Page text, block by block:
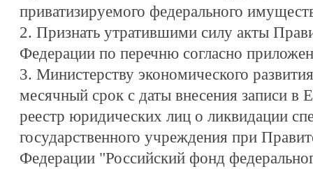
приватизируемого федерального
2. Признать утратившими силу акты
Федерации по перечню согласно
3. Министерству экономического
месячный срок с даты внесения записи в
реестр юридических лиц о ликвидации
государственного учреждения при
Федерации "Российский фонд